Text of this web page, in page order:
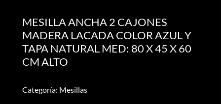
MESILLA ANCHA 2 CAJONES
MADERA LACADA COLOR AZUL Y
TAPA NATURAL MED: 80 X 45 X 60
CM ALTO
Categoría: Mesillas